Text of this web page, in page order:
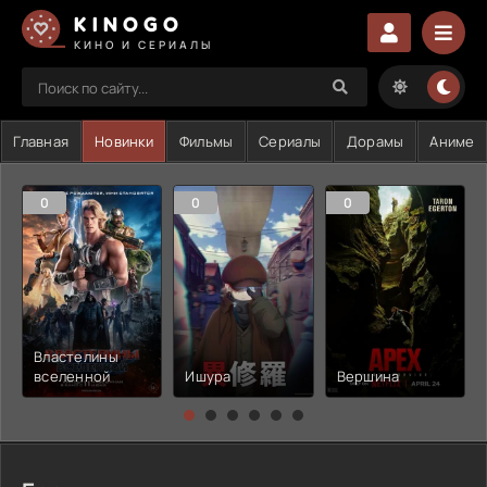
KINOGO
КИНО И СЕРИАЛЫ
Главная Новинки Фильмы Сериалы Дорамы Аниме
0
Властелины
вселенной
0
Ишура
0
Вершина